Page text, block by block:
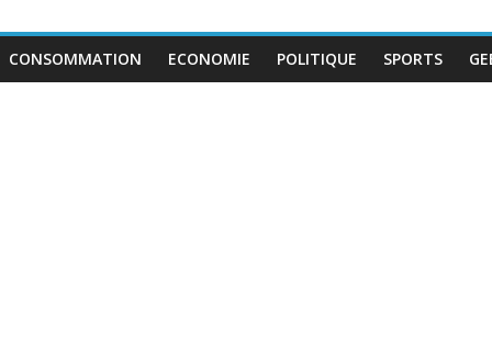
CONSOMMATION ECONOMIE POLITIQUE SPORTS